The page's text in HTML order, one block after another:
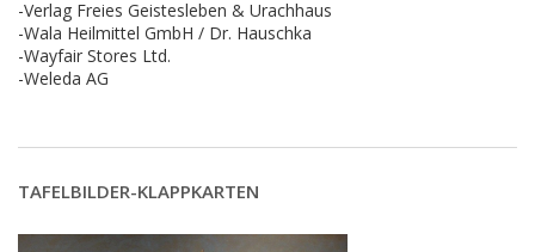
-Verlag Freies Geistesleben & Urachhaus
-Wala Heilmittel GmbH / Dr. Hauschka
-Wayfair Stores Ltd.
-Weleda AG
TAFELBILDER-KLAPPKARTEN